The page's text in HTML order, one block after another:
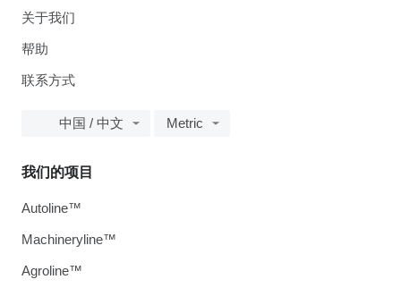
关于我们
帮助
联系方式
中国 / 中文 Metric
我们的项目
Autoline™
Machineryline™
Agroline™